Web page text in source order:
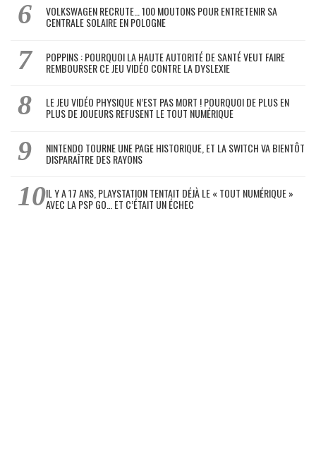
VOLKSWAGEN RECRUTE… 100 MOUTONS POUR ENTRETENIR SA
CENTRALE SOLAIRE EN POLOGNE
POPPINS : POURQUOI LA HAUTE AUTORITÉ DE SANTÉ VEUT FAIRE
REMBOURSER CE JEU VIDÉO CONTRE LA DYSLEXIE
LE JEU VIDÉO PHYSIQUE N’EST PAS MORT ! POURQUOI DE PLUS EN
PLUS DE JOUEURS REFUSENT LE TOUT NUMÉRIQUE
NINTENDO TOURNE UNE PAGE HISTORIQUE, ET LA SWITCH VA BIENTÔT
DISPARAÎTRE DES RAYONS
IL Y A 17 ANS, PLAYSTATION TENTAIT DÉJÀ LE « TOUT NUMÉRIQUE »
AVEC LA PSP GO… ET C’ÉTAIT UN ÉCHEC